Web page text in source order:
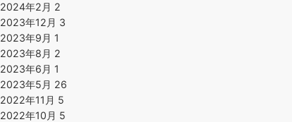
2024年2月 2
2023年12月 3
2023年9月 1
2023年8月 2
2023年6月 1
2023年5月 26
2022年11月 5
2022年10月 5